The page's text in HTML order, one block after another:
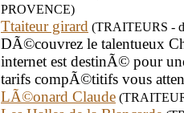
PROVENCE)
Ttaiteur girard (TRAITEURS -
DÃ©couvrez le talentueux
internet est destinÃ© pour
tarifs compÃ©titifs vous
LÃ©onard Claude